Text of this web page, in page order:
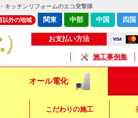
キッチンリフォームのエコ突撃隊
お支払い方法
施工事例集
以外の地域 関東 中部 中国 四国
オール電化
こだわりの施工